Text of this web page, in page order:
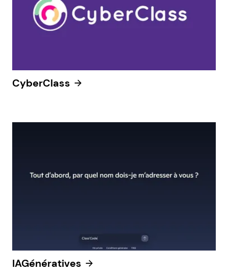
CyberClass
IAGénératives